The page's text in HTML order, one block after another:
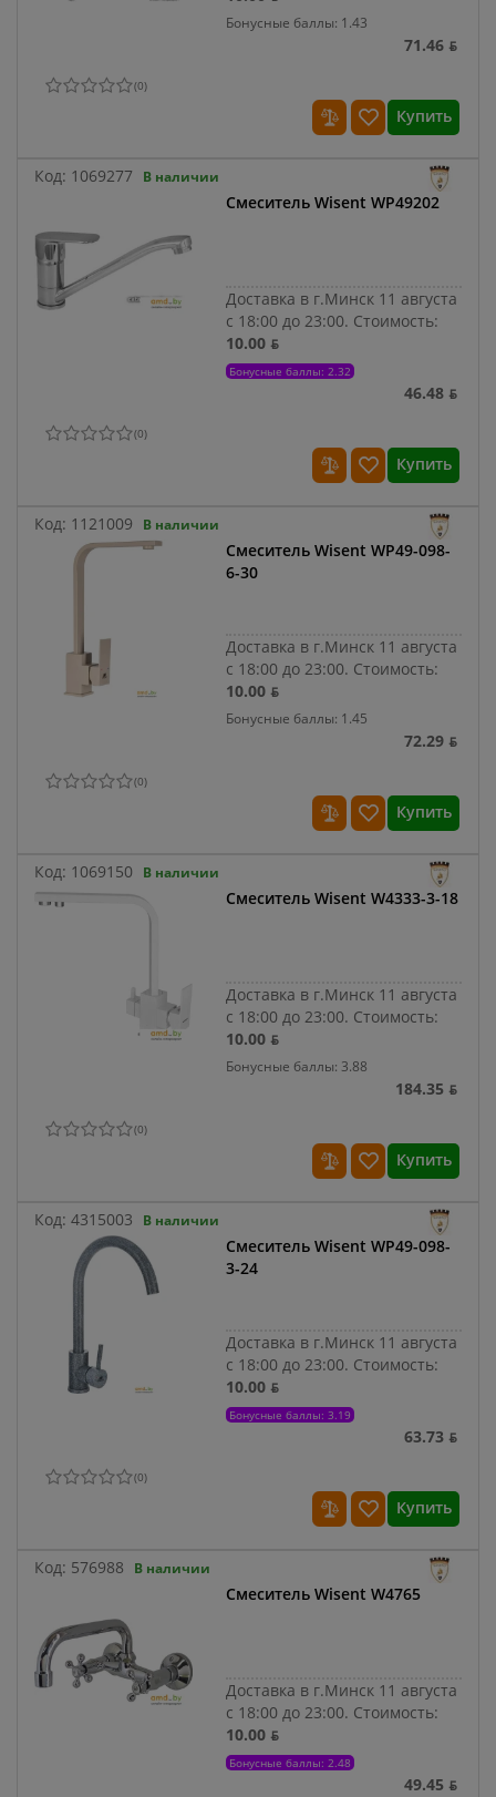
Бонусные баллы: 1.43
71.46 ƃ
(0)
Купить
Код: 1069277 В наличии
Смеситель Wisent WP49202
Доставка в г.Минск 11 августа
с 18:00 до 23:00. Стоимость:
10.00 ƃ
Бонусные баллы: 2.32
46.48 ƃ
(0)
Купить
Код: 1121009 В наличии
Смеситель Wisent WP49-098-
6-30
Доставка в г.Минск 11 августа
с 18:00 до 23:00. Стоимость:
10.00 ƃ
Бонусные баллы: 1.45
72.29 ƃ
(0)
Купить
Код: 1069150 В наличии
Смеситель Wisent W4333-3-18
Доставка в г.Минск 11 августа
с 18:00 до 23:00. Стоимость:
10.00 ƃ
Бонусные баллы: 3.88
184.35 ƃ
(0)
Купить
Код: 4315003 В наличии
Смеситель Wisent WP49-098-
3-24
Доставка в г.Минск 11 августа
с 18:00 до 23:00. Стоимость:
10.00 ƃ
Бонусные баллы: 3.19
63.73 ƃ
(0)
Купить
Код: 576988 В наличии
Смеситель Wisent W4765
Доставка в г.Минск 11 августа
с 18:00 до 23:00. Стоимость:
10.00 ƃ
Бонусные баллы: 2.48
49.45 ƃ